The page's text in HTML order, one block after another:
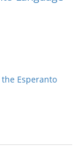
Esperanto